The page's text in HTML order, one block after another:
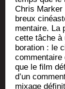
Chris
breux
men­taire. La
cette tâche
bo­ra­tion : le
com­men­taire
que le film
d’un
mixage